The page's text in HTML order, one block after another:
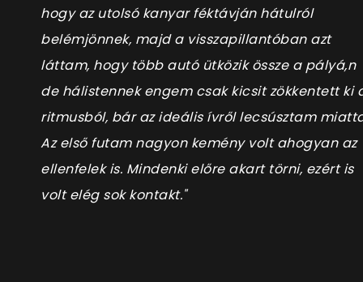
hogy az utolsó kanyar féktávján hátulról
belémjönnek, majd a visszapillantóban azt
láttam, hogy több autó ütközik össze a pályá,n
de hálistennek engem csak kicsit zökkentett ki
ritmusból, bár az ideális ívről lecsúsztam
Az első futam nagyon kemény volt ahogyan az
ellenfelek is. Mindenki előre akart törni, ezért is
volt elég sok kontakt."